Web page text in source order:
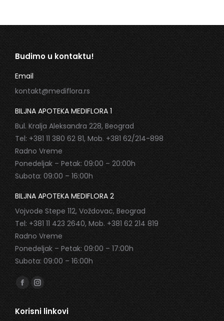
Budimo u kontaktu!
Email
kontakt@mediflora.rs
BILJNA APOTEKA MEDIFLORA 1
Bul. Kralja Aleksandra 228, Beograd
Tel: +381 11 380 62 81, Mob. +381 62/214-898
Radno Vreme
Ponedeljak – Petak: 09:00 – 20:00h
Subota: 09:00 – 16:00h
BILJNA APOTEKA MEDIFLORA 2
Vojvode Stepe 112, Voždovac, Beograd
Tel: +381 11 423 2640, Mob. +381 62 214 819
Radno Vreme
Ponedeljak – Petak: 09:00 – 17:00h
Subota: 09:00 – 16:00h
Find us on:
Facebook
page
opens
Instagram
page
opens
Korisni linkovi